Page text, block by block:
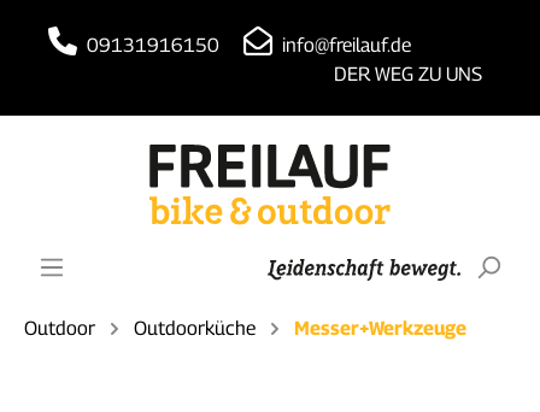
09131916150
info@freilauf.de
DER WEG ZU UNS
Outdoor Outdoorküche Messer+Werkzeuge